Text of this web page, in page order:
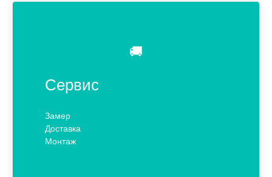
🚚
Сервис
Замер
Доставка
Монтаж